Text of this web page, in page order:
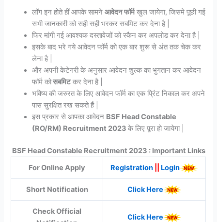
लॉग इन होते हीं आपके सामनेआवेदन फॉर्मखुल जायेगा, जिसमे पूछी गई
सभी जानकारी को सही सही भरकर सबमिट कर देना है |
फिर मांगी गई आवश्यक दस्तावेजों को स्कैन कर अपलोड कर देना है |
इसके बाद भरे गये आवेदन फॉर्म को एक बार शुरू से अंत तक चेक कर
लेना है |
और अपनी केटेगरी के अनुसार आवेदन शुल्क का भुगतान कर आवेदन
फॉर्म कोसबमिटकर देना है |
भविष्य की जरुरत के लिए आवेदन फॉर्म का एक प्रिंट निकाल कर अपने
पास सुरक्षित रख सकते हैं |
इस प्रकार से आपका आवेदन BSF Head Constable
(RO/RM) Recruitment 2023 के लिए पूरा हो जायेगा |
BSF Head Constable Recruitment 2023 : Important Links
For Online Apply
Registration Login
Short Notification Click Here
Check Official
Click Here